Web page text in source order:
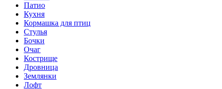
Патио
Кухня
Кормашка для птиц
Стулья
Бочки
Очаг
Кострище
Дровница
Землянки
Лофт